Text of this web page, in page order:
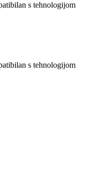
s tehnologijom
s tehnologijom